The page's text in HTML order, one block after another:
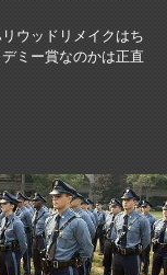
ウッドリメイクはち
ミー賞なのかは正直